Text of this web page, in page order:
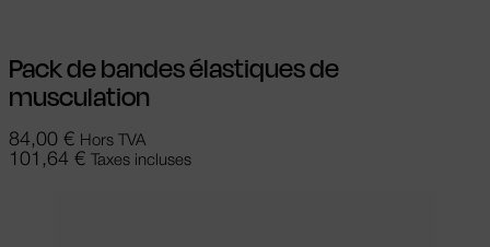
Pack de bandes élastiques de
musculation
84,00 € Hors TVA
101,64 € Taxes incluses